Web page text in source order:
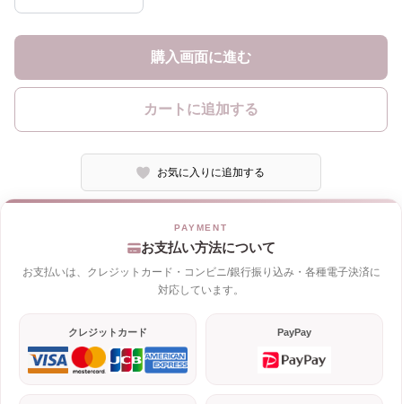
購入画面に進む
カートに追加する
お気に入りに追加する
お支払い方法について
お支払いは、クレジットカード・コンビニ/銀行振り込み・各種電子決済に
対応しています。
クレジットカード PayPay